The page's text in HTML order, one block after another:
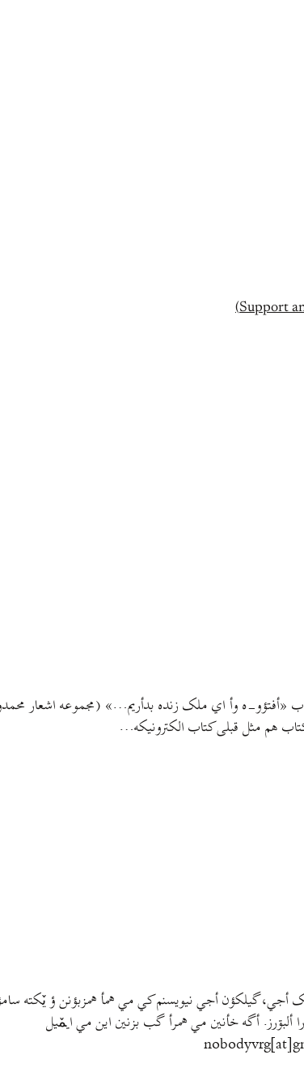
«أفتؤو-ه وأ اي ملک زنده بدأريم…» (مجموعه اشعار
هم مثل قبلی کتاب الکترونیکه…
أجي، گيلکؤن أجي نيويسنم کي مي همأ همزبؤنن ؤ يٚکته
ألبۊرز. أگه خأنين مي همرأ گب بزنين اين مي ايمٚیل‌